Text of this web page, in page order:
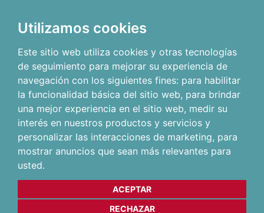
Utilizamos cookies
Este sitio web utiliza cookies y otras tecnologías
de seguimiento para mejorar su experiencia de
navegación con los siguientes fines: para habilitar
la funcionalidad básica del sitio web, para brindar
una mejor experiencia en el sitio web, medir su
interés en nuestros productos y servicios y
personalizar las interacciones de marketing, para
mostrar anuncios que sean más relevantes para
usted.
ACEPTAR
RECHAZAR